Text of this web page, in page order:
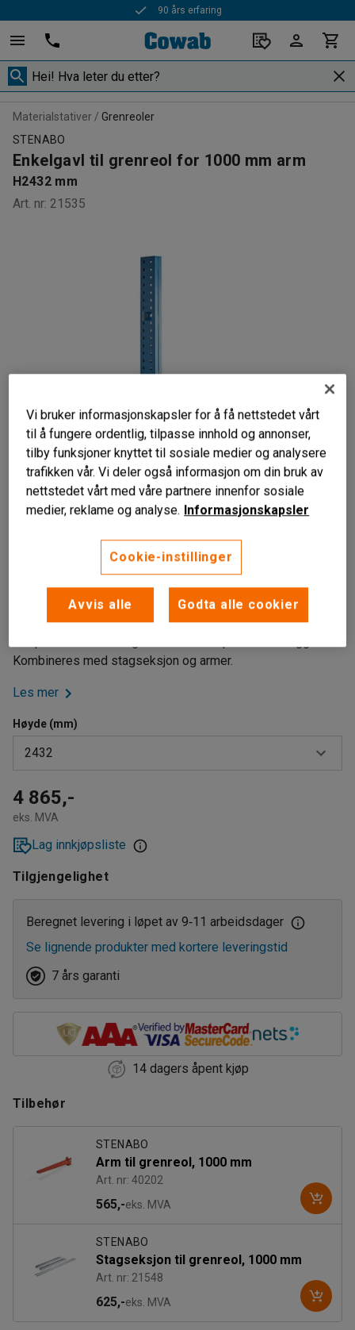
90 års erfaring
Materialstativer
Grenreoler
STENABO
Enkelgavl til grenreol for 1000 mm arm
H2432 mm
Art. nr: 21535
Liknende produkter
Til langgods
Sparer plass
Kombineres med stagseksjon og armer.
Les mer
Høyde (mm)
2432
2432
2964
3952
4 865,-
eks. MVA
Lag innkjøpsliste
Tilgjengelighet
Beregnet levering i løpet av 9‑11 arbeidsdager
Se lignende produkter med kortere leveringstid
7 års garanti
14 dagers åpent kjøp
Tilbehør
STENABO
Arm til grenreol, 1000 mm
Art. nr: 40202
565,-eks. MVA
STENABO
Stagseksjon til grenreol, 1000 mm
Art. nr: 21548
625,-eks. MVA
Vi bruker informasjonskapsler for å få nettstedet vårt
til å fungere ordentlig, tilpasse innhold og annonser,
tilby funksjoner knyttet til sosiale medier og analysere
trafikken vår. Vi deler også informasjon om din bruk av
nettstedet vårt med våre partnere innenfor sosiale
medier, reklame og analyse. Informasjonskapsler
Cookie-instillinger
Avvis alle Godta alle cookier